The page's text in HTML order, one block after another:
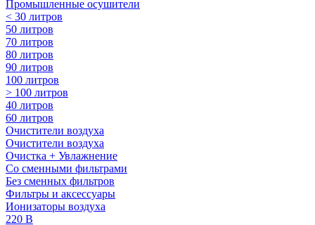
Промышленные осушители
< 30 литров
50 литров
70 литров
80 литров
90 литров
100 литров
> 100 литров
40 литров
60 литров
Очистители воздуха
Очистители воздуха
Очистка + Увлажнение
Cо сменными фильтрами
Без сменных фильтров
Фильтры и аксессуары
Ионизаторы воздуха
220 В